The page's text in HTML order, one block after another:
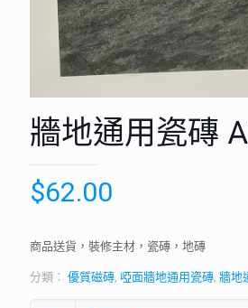
牆地通用瓷磚
$62.00
商品送貨，裝修主材，瓷磚，地磚
分類： 優質磁磚, 啞面牆地通用瓷磚, 牆地